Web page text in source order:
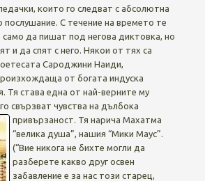
които го следват с абсолютна
послушание. С течение на времето те
да пишат под негова диктовка, но
и да спят с него. Някои от тях са
Сароджини Наиди,
от богата индуска
Тя става една от най-верните му
свързват чувства на дълбока
привързаност. Тя нарича Махатма
“велика душа”, нашия “Мики Маус”.
(“Вие никога не бихте могли да
разберете какво друг освен
забавление е за нас този старец,